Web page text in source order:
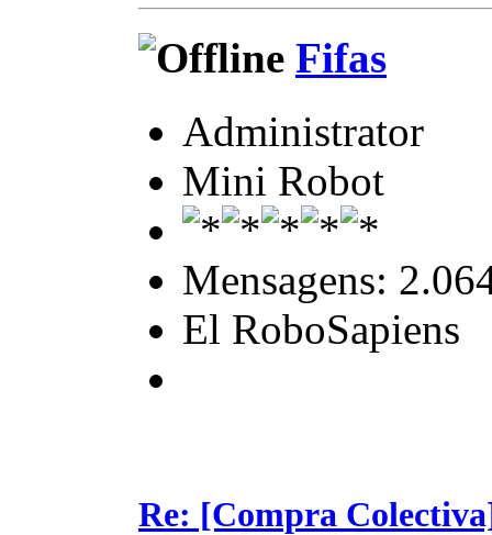
Fifas
Administrator
Mini Robot
Mensagens:
El RoboSapiens
Re: [Compra